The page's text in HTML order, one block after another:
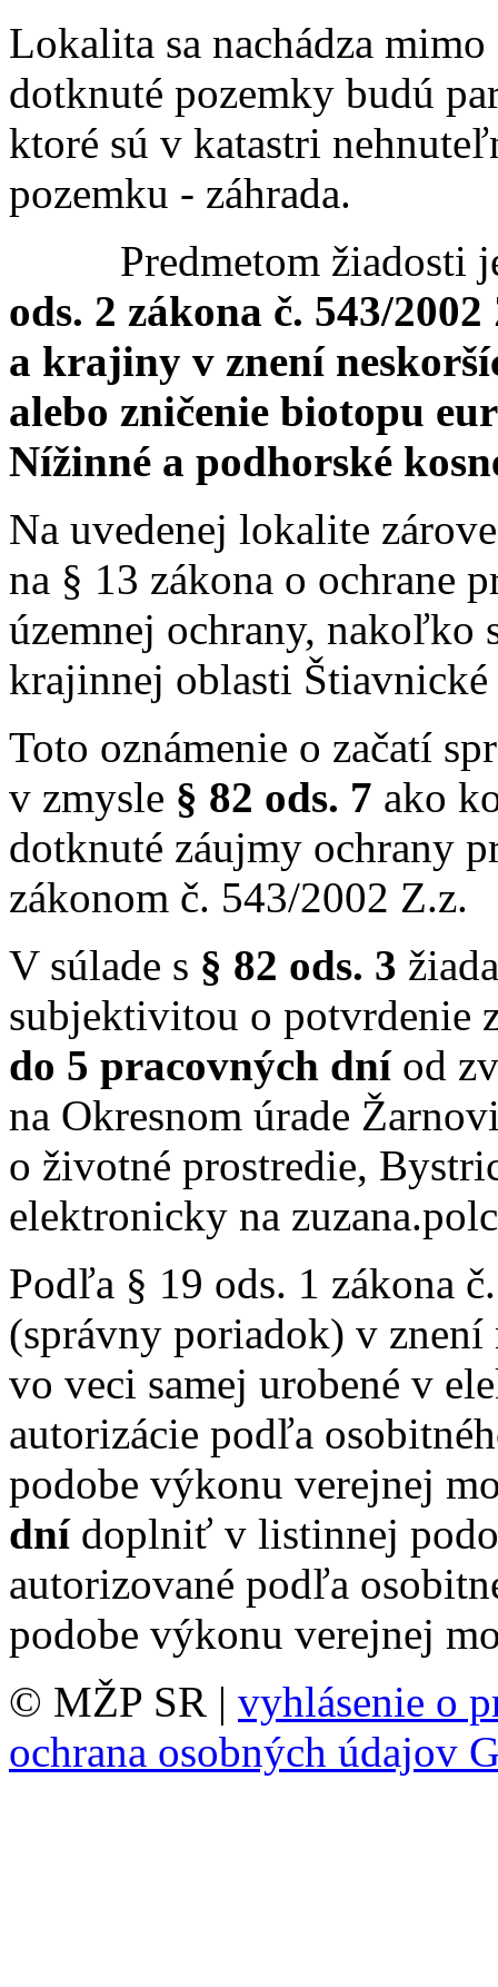
Lokalita sa nachádza
dotknuté pozemky budú
ktoré sú v katastri
pozemku - záhrada.
Predmetom žiadosti
ods. 2 zákona č. 543/
a krajiny v znení
alebo zničenie biotopu
Nížinné a podhorské
Na uvedenej lokalite
na § 13 zákona o ochrane
územnej ochrany, nakoľko
krajinnej oblasti
Toto oznámenie o začatí
v zmysle § 82 ods. 7 ako
dotknuté záujmy ochrany
zákonom č. 543/2002 Z.z.
V súlade s § 82 ods. 3
subjektivitou o potvrdenie
do 5 pracovných dníod
na Okresnom úrade
o životné prostredie,
elektronicky na
Podľa § 19 ods. 1 zákona
(správny poriadok) v znení
vo veci samej urobené v
autorizácie podľa
podobe výkonu verejnej
dnídoplniť v listinnej
autorizované podľa
podobe výkonu verejnej
© MŽP SR | vyhlásenie o
ochrana osobných údajov